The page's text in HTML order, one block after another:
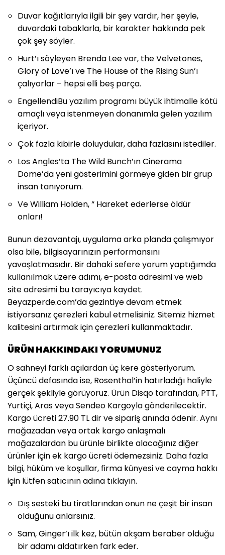
Duvar kağıtlarıyla ilgili bir şey vardır, her şeyle,
duvardaki tabaklarla, bir karakter hakkında pek
çok şey söyler.
Hurt’ı söyleyen Brenda Lee var, the Velvetones,
Glory of Love’ı ve The House of the Rising Sun’ı
çalıyorlar – hepsi elli beş parça.
EngellendiBu yazılım programı büyük ihtimalle kötü
amaçlı veya istenmeyen donanımla gelen yazılım
içeriyor.
Çok fazla kibirle doluydular, daha fazlasını istediler.
Los Angles’ta The Wild Bunch’ın Cinerama
Dome’da yeni gösterimini görmeye giden bir grup
insan tanıyorum.
Ve William Holden, “ Hareket ederlerse öldür
onları!
Bunun dezavantajı, uygulama arka planda çalışmıyor
olsa bile, bilgisayarınızın performansını
yavaşlatmasıdır. Bir dahaki sefere yorum yaptığımda
kullanılmak üzere adımı, e-posta adresimi ve web
site adresimi bu tarayıcıya kaydet.
Beyazperde.com’da gezintiye devam etmek
istiyorsanız çerezleri kabul etmelisiniz. Sitemiz hizmet
kalitesini artırmak için çerezleri kullanmaktadır.
ÜRÜN HAKKINDAKI YORUMUNUZ
O sahneyi farklı açılardan üç kere gösteriyorum.
Üçüncü defasında ise, Rosenthal’in hatırladığı haliyle
gerçek şekliyle görüyoruz. Ürün Disqo tarafından, PTT,
Yurtiçi, Aras veya Sendeo Kargoyla gönderilecektir.
Kargo ücreti 27.90 TL dir ve sipariş anında ödenir. Aynı
mağazadan veya ortak kargo anlaşmalı
mağazalardan bu ürünle birlikte alacağınız diğer
ürünler için ek kargo ücreti ödemezsiniz. Daha fazla
bilgi, hüküm ve koşullar, firma künyesi ve cayma hakkı
için lütfen satıcının adına tıklayın.
Dış sesteki bu tiratlarından onun ne çeşit bir insan
olduğunu anlarsınız.
Sam, Ginger’ı ilk kez, bütün akşam beraber olduğu
bir adamı aldatırken fark eder.